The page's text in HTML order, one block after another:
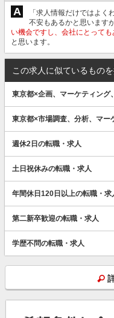
A
「求人情報だけではよく
不安もあるかと思いますが
い機会ですし、会社にとって
と思います。
この求人に似ているもの
東京都×企画、マーケティング
東京都×市場調査、分析、マー
週休2日の転職・求人
土日祝休みの転職・求人
年間休日120日以上の転職・求
第二新卒歓迎の転職・求人
学歴不問の転職・求人